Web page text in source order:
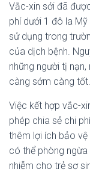
Vắc-xin sởi đã
phí dưới 1 đô la
sử dụng trong
của dịch bệnh.
những người tị
càng sớm càng tốt.
Việc kết hợp vắc-
phép chia sẻ chi
thêm lợi ích bảo vệ
có thể phòng
nhiễm cho trẻ sơ